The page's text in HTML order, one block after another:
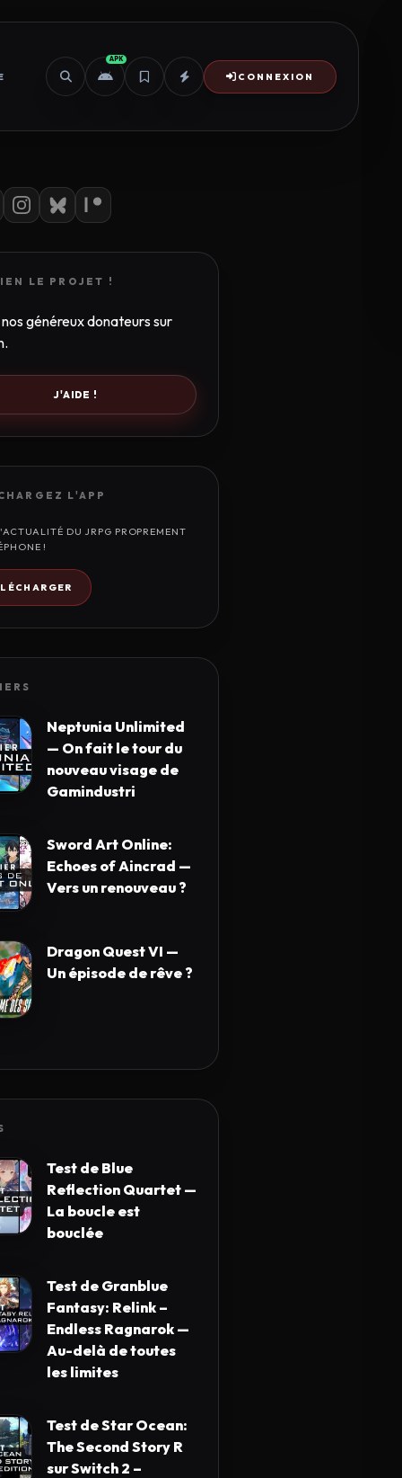
APK
CONNEXION
LE PROJET !
généreux donateurs sur
J'AIDE !
L'APP
DU JRPG PROPREMENT
!
Neptunia Unlimited
— On fait le tour du
nouveau visage de
Gamindustri
Sword Art Online:
Echoes of Aincrad —
Vers un renouveau ?
Dragon Quest VI —
Un épisode de rêve ?
Test de Blue
Reflection Quartet —
La boucle est
bouclée
Test de Granblue
Fantasy: Relink –
Endless Ragnarok —
Au-delà de toutes
les limites
Test de Star Ocean:
The Second Story R
sur Switch 2 –